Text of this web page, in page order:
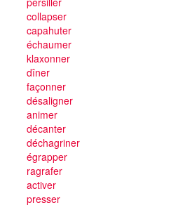
collapser
capahuter
échaumer
klaxonner
dîner
façonner
désaligner
animer
décanter
déchagriner
égrapper
ragrafer
activer
presser